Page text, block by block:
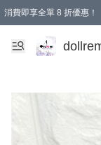
消費即享全單 8 折優惠！
購物滿 HKD 1500.00即